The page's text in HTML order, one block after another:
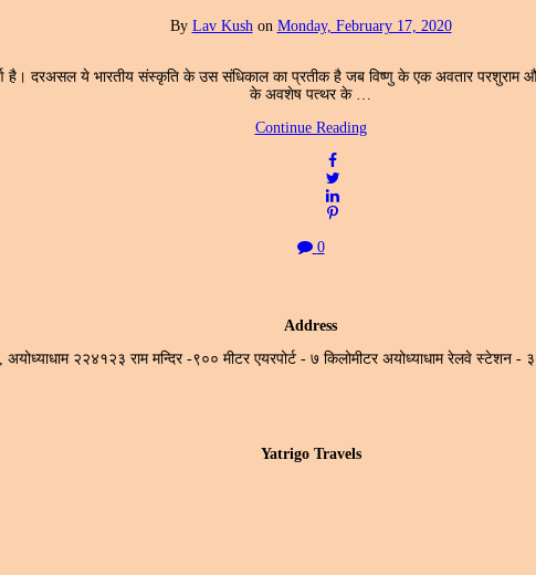
By Lav Kush on Monday, February 17, 2020
है। दरअसल ये भारतीय संस्कृति के उस संधिकाल का प्रतीक है जब विष्णु के एक अवतार
के अवशेष पत्थर के …
Continue Reading
0
Address
२२४१२३ राम मन्दिर -९०० मीटर एयरपोर्ट - ७ किलोमीटर अयोध्याधाम रेलवे स्टेशन
Yatrigo Travels